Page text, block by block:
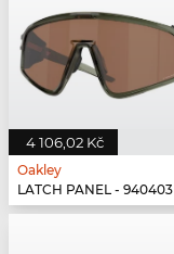
4 106,02 Kč
Oakley
LATCH PANEL - 940403